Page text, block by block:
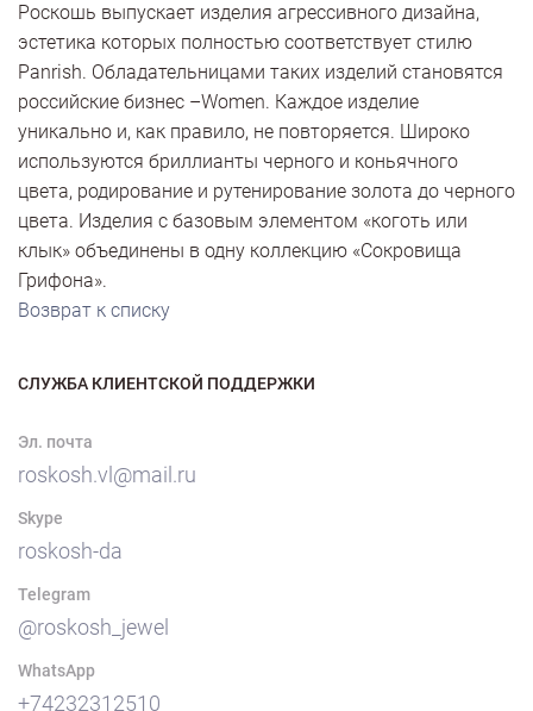
Роскошь выпускает изделия агрессивного дизайна,
эстетика которых полностью соответствует стилю
Panrish. Обладательницами таких изделий становятся
российские бизнес –Women. Каждое изделие
уникально и, как правило, не повторяется. Широко
используются бриллианты черного и коньячного
цвета, родирование и рутенирование золота до черного
цвета. Изделия с базовым элементом «коготь или
клык» объединены в одну коллекцию «Сокровища
Грифона».
Возврат к списку
СЛУЖБА КЛИЕНТСКОЙ ПОДДЕРЖКИ
Эл. почта
roskosh.vl@mail.ru
Skype
roskosh-da
Telegram
@roskosh_jewel
WhatsApp
+74232312510